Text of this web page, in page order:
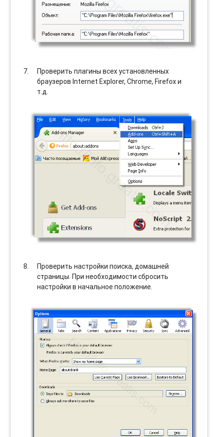
Проверить плагины всех установленных
браузеров Internet Explorer, Chrome, Firefox и
т.д.
Проверить настройки поиска, домашней
страницы. При необходимости сбросить
настройки в начальное положение.